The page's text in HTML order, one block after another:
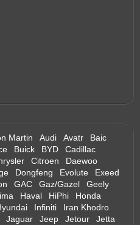
Martin Audi Avatr
Baic
Buick BYD
Cadillac
Citroen
Daewoo
Dongfeng Evolute
Exeed
GAC Gaz/Gazel
Geely
Haval HiPhi
Honda
Infiniti
Iran Khodro
Jaguar Jeep Jetour
Jetta